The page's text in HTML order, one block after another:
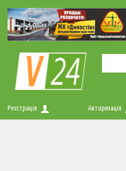
Реєстрація Авторизація